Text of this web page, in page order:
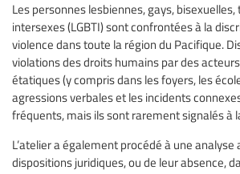
Les personnes lesbiennes, gays,
intersexes (LGBTI) sont confrontées à la
violence dans toute la région du Pacifique.
violations des droits humains par des
étatiques (y compris dans les foyers, les
agressions verbales et les incidents
fréquents, mais ils sont rarement signalés à
L’atelier a également procédé à une
dispositions juridiques, ou de leur absence,